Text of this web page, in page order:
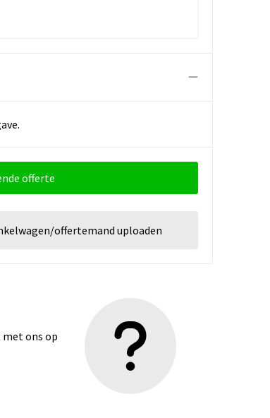
offerte
offertemand uploaden
ons op